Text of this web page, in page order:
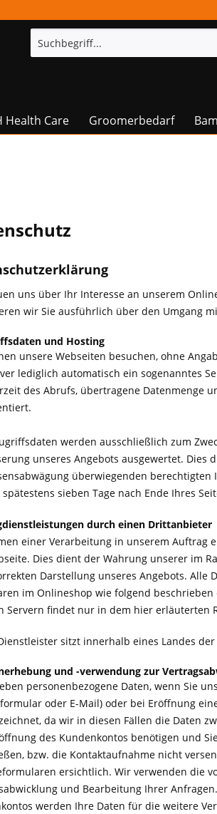
Health Care Groomerbedarf
uns über Ihr Interesse an unserem
wir Sie ausführlich über den Umgang
und Hosting
unsere Webseiten besuchen, ohne
lediglich automatisch ein sogenanntes
des Abrufs, übertragene Datenmenge
werden ausschließlich zum
unseres Angebots ausgewertet. Dies
überwiegenden
sieben Tage nach Ende Ihres
durch einen Drittanbieter
einer Verarbeitung in unserem
Dies dient der Wahrung unserer im
Darstellung unseres Angebots. Alle
im Onlineshop wie folgend
Servern findet nur in dem hier erläuterten
sitzt innerhalb eines Landes
und -verwendung zur
personenbezogene Daten, wenn Sie
oder E-Mail) oder bei Eröffnung
da wir in diesen Fällen die Daten
des Kundenkontos benötigen und
bzw. die Kontaktaufnahme nicht
ersichtlich. Wir verwenden die
und Bearbeitung Ihrer
werden Ihre Daten für die weitere